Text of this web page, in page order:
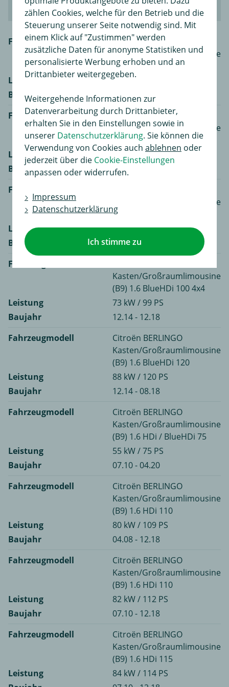
Kasten/Großraumlimousine (B9)
Fahrzeugmodell
Citroën BERLINGO
Kasten/Großraumlimousine
(B9) 1.6
Leistung
66 kW / 90 PS
Baujahr
04.08 - 12.18
Fahrzeugmodell
Citroën BERLINGO
Kasten/Großraumlimousine
(B9) 1.6
Leistung
80 kW / 109 PS
Baujahr
04.08 - 12.18
Fahrzeugmodell
Kasten/Großraumlimousine
(B9) 1.6 BlueHDi 100
Leistung
73 kW / 99 PS
Baujahr
12.14 - 04.21
Fahrzeugmodell
Kasten/Großraumlimousine
(B9) 1.6 BlueHDi 100 4x4
Leistung
73 kW / 99 PS
Baujahr
12.14 - 12.18
Fahrzeugmodell
Citroën BERLINGO
Kasten/Großraumlimousine
(B9) 1.6 BlueHDi 120
Leistung
88 kW / 120 PS
Baujahr
12.14 - 08.18
Fahrzeugmodell
Citroën BERLINGO
Kasten/Großraumlimousine
(B9) 1.6 HDi / BlueHDi 75
Leistung
55 kW / 75 PS
Baujahr
07.10 - 04.20
Fahrzeugmodell
Citroën BERLINGO
Kasten/Großraumlimousine
(B9) 1.6 HDi 110
Leistung
80 kW / 109 PS
Baujahr
04.08 - 12.18
Fahrzeugmodell
Citroën BERLINGO
Kasten/Großraumlimousine
(B9) 1.6 HDi 110
Leistung
82 kW / 112 PS
Baujahr
07.10 - 12.18
Fahrzeugmodell
Citroën BERLINGO
Kasten/Großraumlimousine
(B9) 1.6 HDi 115
Leistung
84 kW / 114 PS
zählen Cookies, welche für den Betrieb und die
Steuerung unserer Seite notwendig sind. Mit
einem Klick auf "Zustimmen" werden
zusätzliche Daten für anonyme Statistiken und
personalisierte Werbung erhoben und an
Drittanbieter weitergegeben.
Weitergehende Informationen zur
Datenverarbeitung durch Drittanbieter,
erhalten Sie in den Einstellungen sowie in
unserer Datenschutzerklärung. Sie können die
Verwendung von Cookies auch ablehnen oder
jederzeit über die Cookie-Einstellungen
anpassen oder widerrufen.
Impressum
Datenschutzerklärung
Ich stimme zu